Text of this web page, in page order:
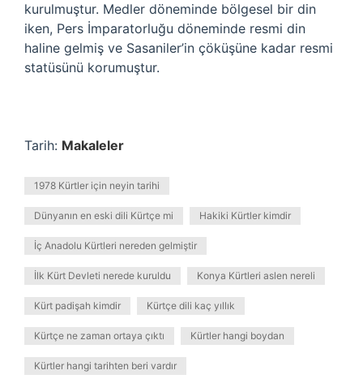
kurulmuştur. Medler döneminde bölgesel bir din
iken, Pers İmparatorluğu döneminde resmi din
haline gelmiş ve Sasaniler’in çöküşüne kadar resmi
statüsünü korumuştur.
Tarih: Makaleler
1978 Kürtler için neyin tarihi
Dünyanın en eski dili Kürtçe mi Hakiki Kürtler kimdir
İç Anadolu Kürtleri nereden gelmiştir
İlk Kürt Devleti nerede kuruldu Konya Kürtleri aslen nereli
Kürt padişah kimdir Kürtçe dili kaç yıllık
Kürtçe ne zaman ortaya çıktı Kürtler hangi boydan
Kürtler hangi tarihten beri vardır